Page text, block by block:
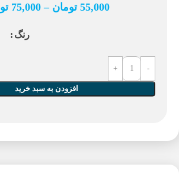
55,000 تومان –
75,000
رنگ
افزودن به سبد خرید